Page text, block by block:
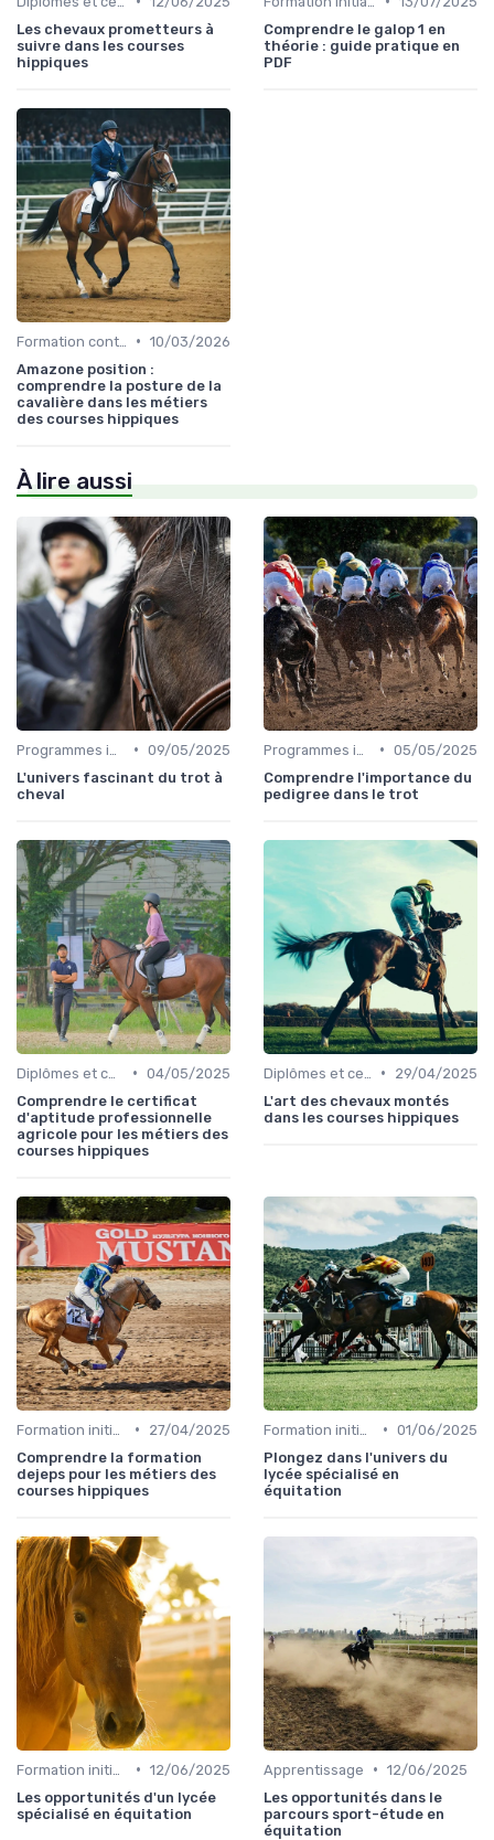
Les chevaux prometteurs à
suivre dans les courses
hippiques
Comprendre le galop 1 en
théorie : guide pratique en
PDF
• 10/03/2026
Amazone position :
comprendre la posture de la
cavalière dans les métiers
des courses hippiques
À lire aussi
• 09/05/2025
L'univers fascinant du trot à
cheval
• 05/05/2025
Comprendre l'importance du
pedigree dans le trot
• 04/05/2025
Comprendre le certificat
d'aptitude professionnelle
agricole pour les métiers des
courses hippiques
•
29/04/2025
L'art des chevaux montés
dans les courses hippiques
•
27/04/2025
Comprendre la formation
dejeps pour les métiers des
courses hippiques
• 01/06/2025
Plongez dans l'univers du
lycée spécialisé en
équitation
• 12/06/2025
Les opportunités d'un lycée
spécialisé en équitation
Apprentissage • 12/06/2025
Les opportunités dans le
parcours sport-étude en
équitation